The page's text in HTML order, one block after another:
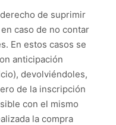
de suprimir
caso de no contar
En estos casos se
anticipación
devolviéndoles,
de la inscripción
con el mismo
la compra